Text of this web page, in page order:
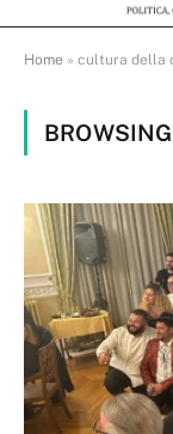
Home » cultura della